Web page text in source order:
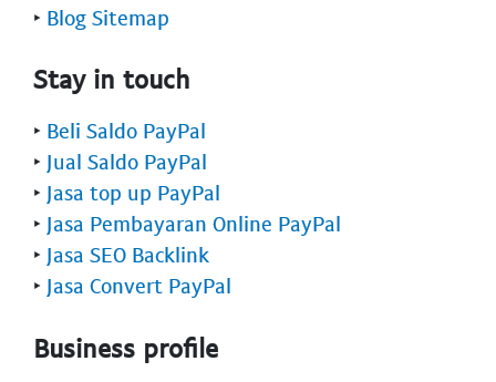
‣ Blog Sitemap
Stay in touch
‣ Beli Saldo PayPal
‣ Jual Saldo PayPal
‣ Jasa top up PayPal
‣ Jasa Pembayaran Online PayPal
‣ Jasa SEO Backlink
‣ Jasa Convert PayPal
Business profile